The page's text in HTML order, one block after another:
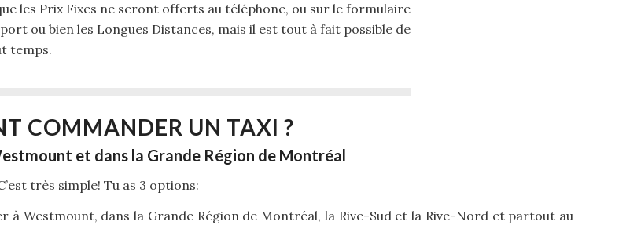
les Prix Fixes ne seront offerts au téléphone, ou sur le formulaire
ou bien les Longues Distances, mais il est tout à fait possible de
temps.
COMMANDER UN TAXI ?
et dans la Grande Région de Montréal
très simple! Tu as 3 options:
à Westmount, dans la Grande Région de Montréal, la Rive-Sud et la Rive-Nord et partout au